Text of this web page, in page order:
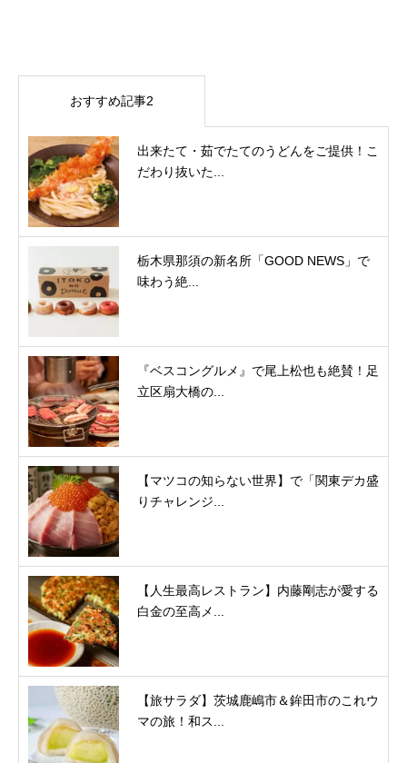
おすすめ記事2
出来たて・茹でたてのうどんをご提供！こ
だわり抜いた...
栃木県那須の新名所「GOOD NEWS」で
味わう絶...
『ベスコングルメ』で尾上松也も絶賛！足
立区扇大橋の...
【マツコの知らない世界】で「関東デカ盛
りチャレンジ...
【人生最高レストラン】内藤剛志が愛する
白金の至高メ...
【旅サラダ】茨城鹿嶋市＆鉾田市のこれウ
マの旅！和ス...